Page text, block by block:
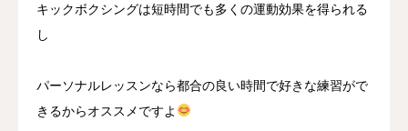
キックボクシングは短時間でも多くの運動効果を得られる
し
パーソナルレッスンなら都合の良い時間で好きな練習がで
きるからオススメですよ